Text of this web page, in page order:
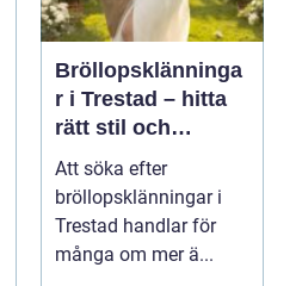
Bröllopsklänninga
r i Trestad – hitta
rätt stil och
passform inför den
stora dagen
Att söka efter
bröllopsklänningar i
Trestad handlar för
många om mer ä...